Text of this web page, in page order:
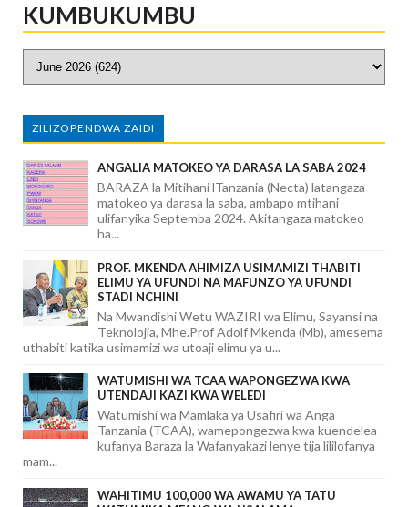
KUMBUKUMBU
ZILIZOPENDWA ZAIDI
ANGALIA MATOKEO YA DARASA LA SABA 2024
BARAZA la Mitihani lTanzania (Necta) latangaza
matokeo ya darasa la saba, ambapo mtihani
ulifanyika Septemba 2024. Akitangaza matokeo
ha...
PROF. MKENDA AHIMIZA USIMAMIZI THABITI
ELIMU YA UFUNDI NA MAFUNZO YA UFUNDI
STADI NCHINI
Na Mwandishi Wetu WAZIRI wa Elimu, Sayansi na
Teknolojia, Mhe.Prof Adolf Mkenda (Mb), amesema
uthabiti katika usimamizi wa utoaji elimu ya u...
WATUMISHI WA TCAA WAPONGEZWA KWA
UTENDAJI KAZI KWA WELEDI
Watumishi wa Mamlaka ya Usafiri wa Anga
Tanzania (TCAA), wamepongezwa kwa kuendelea
kufanya Baraza la Wafanyakazi lenye tija lililofanya
mam...
WAHITIMU 100,000 WA AWAMU YA TATU